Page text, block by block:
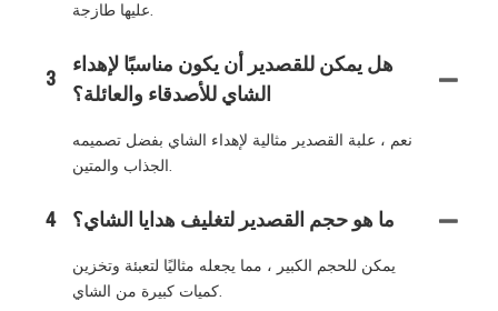
عليها طازجة.
3
هل يمكن للقصدير أن يكون مناسبًا لإهداء
الشاي للأصدقاء والعائلة؟
نعم ، علبة القصدير مثالية لإهداء الشاي بفضل تصميمه
الجذاب والمتين.
4 ما هو حجم القصدير لتغليف هدايا الشاي؟
يمكن للحجم الكبير ، مما يجعله مثاليًا لتعبئة وتخزين
كميات كبيرة من الشاي.